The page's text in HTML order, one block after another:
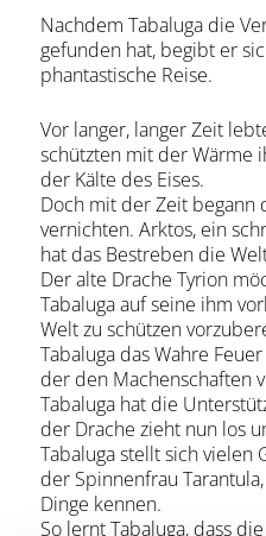
Nachdem Tabaluga die
gefunden hat, begibt er
phantastische Reise.
Vor langer, langer Zeit
schützten mit der Wärme
der Kälte des Eises.
Doch mit der Zeit begann
vernichten. Arktos, ein
hat das Bestreben die
Der alte Drache Tyrion
Tabaluga auf seine ihm
Welt zu schützen
Tabaluga das Wahre
der den Machenschaften
Tabaluga hat die
der Drache zieht nun los
Tabaluga stellt sich vielen
der Spinnenfrau
Dinge kennen.
So lernt Tabaluga, dass